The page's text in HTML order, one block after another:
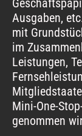
Ausgaben,
mit
im
Leistungen,
Mini-One-
genommen